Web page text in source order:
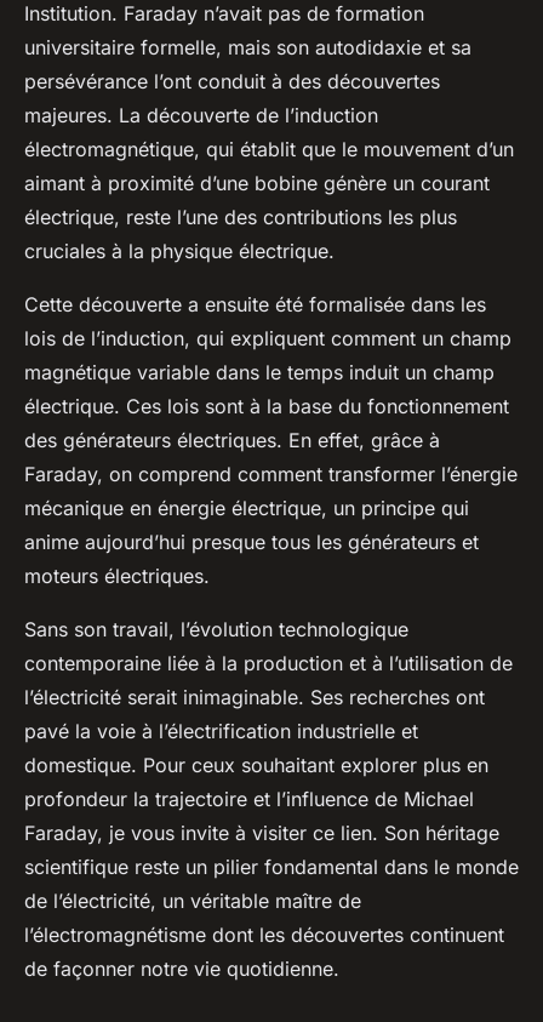
Institution. Faraday n’avait pas de formation
universitaire formelle, mais son autodidaxie et sa
persévérance l’ont conduit à des découvertes
majeures. La découverte de l’induction
électromagnétique, qui établit que le mouvement d’un
aimant à proximité d’une bobine génère un courant
électrique, reste l’une des contributions les plus
cruciales à la physique électrique.
Cette découverte a ensuite été formalisée dans les
lois de l’induction, qui expliquent comment un champ
magnétique variable dans le temps induit un champ
électrique. Ces lois sont à la base du fonctionnement
des générateurs électriques. En effet, grâce à
Faraday, on comprend comment transformer l’énergie
mécanique en énergie électrique, un principe qui
anime aujourd’hui presque tous les générateurs et
moteurs électriques.
Sans son travail, l’évolution technologique
contemporaine liée à la production et à l’utilisation de
l’électricité serait inimaginable. Ses recherches ont
pavé la voie à l’électrification industrielle et
domestique. Pour ceux souhaitant explorer plus en
profondeur la trajectoire et l’influence de Michael
Faraday, je vous invite à visiter ce lien. Son héritage
scientifique reste un pilier fondamental dans le monde
de l’électricité, un véritable maître de
l’électromagnétisme dont les découvertes continuent
de façonner notre vie quotidienne.